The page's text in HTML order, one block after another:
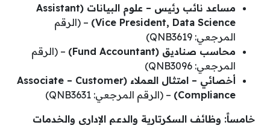
مساعد نائب رئيس – علوم البيانات (Assistant
Vice President, Data Science) – (الرقم
المرجعي: QNB3619)
محاسب صناديق (Fund Accountant)
– (الرقم
المرجعي: QNB3096)
أخصائي – امتثال العملاء (Associate – Customer
Compliance)
– (الرقم المرجعي: QNB3631)
خامساً: وظائف السكرتارية والدعم الإداري والخدمات